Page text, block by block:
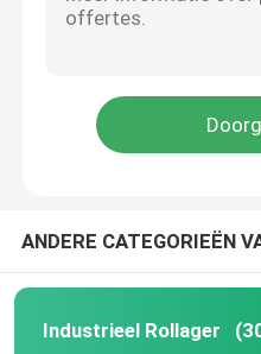
Diep GroefKogellager
De Lagers van de
ANDERE CATEGORIEËN
Industrieel Rollager